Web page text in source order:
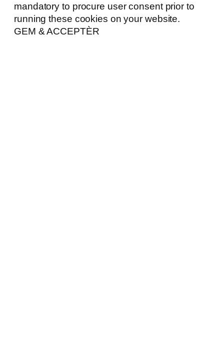
mandatory to procure user consent prior to
running these cookies on your website.
GEM & ACCEPTÈR